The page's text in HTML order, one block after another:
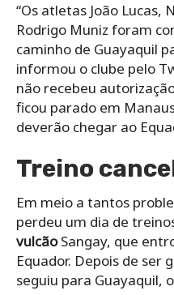
“Os atletas João Lucas,
Rodrigo Muniz foram
caminho de Guayaquil
informou o clube pelo
não recebeu
ficou parado em
deverão chegar ao
Treino
Em meio a tantos
perdeu um dia de
vulcãoSangay, que
Equador. Depois de ser
seguiu para Guayaquil,